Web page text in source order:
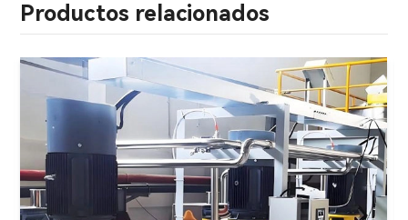
Productos relacionados